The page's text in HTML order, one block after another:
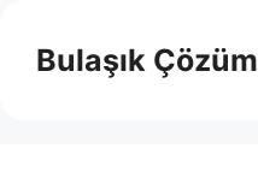
Bulaşık Çözüm